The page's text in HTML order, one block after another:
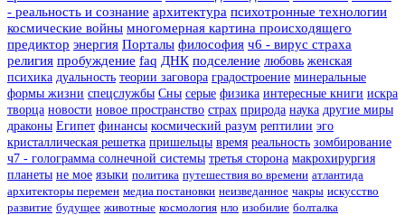
- реальность и сознание архитектура психотронные технологии
космические войны многомерная картина происходящего
предиктор энергия Порталы философия ч6 - вирус страха
религия пробуждение faq ДНК подселение любовь женская
психика дуальность теории заговора градостроение минеральные
формы жизни спецслужбы Сны серые физика интересные книги искра
творца новости новое пространство страх природа наука другие миры
драконы Египет финансы космический разум рептилии эго
кристаллическая решетка пришельцы время реальность зомбирование
ч7 - голограмма солнечной системы третья сторона макрохирургия
планеты не мое языки политика путешествия во времени атлантида
архитекторы перемен медиа постановки неизведанное чакры искусство
развитие будущее животные космология нло изобилие болталка